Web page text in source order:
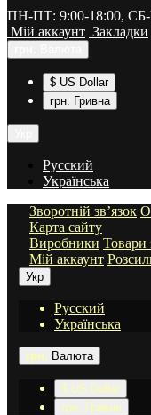
ПН-ПТ: 9:00-18:00,
Мій аккаунт Закладки
$ US Dollar
грн. Гривна
Русский
Українська
Зворотній зв’язок
Карта сайту
Виробники Товари
Мій аккаунт
Укр
Русский
Українська
грн. Валюта
$ US Dollar
грн. Гривна